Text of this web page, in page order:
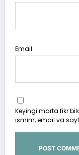
Email
Keyingi marta fikr
ismim, email va